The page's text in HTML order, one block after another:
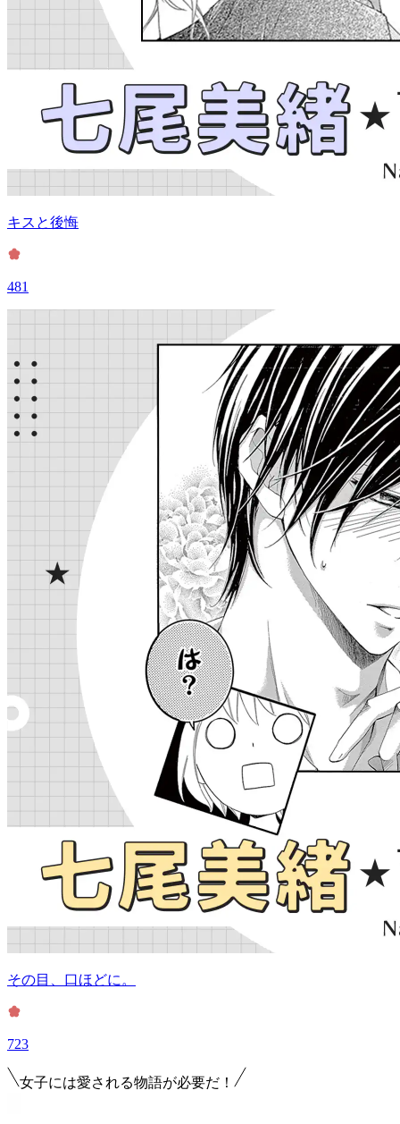
キスと後悔
481
その目、口ほどに。
723
女子には愛される物語が必要だ！